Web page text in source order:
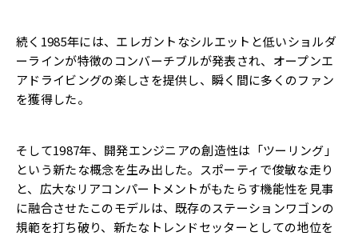
続く1985年には、エレガントなシルエットと低いショルダ
ーラインが特徴のコンバーチブルが発表され、オープンエ
アドライビングの楽しさを提供し、瞬く間に多くのファン
を獲得した。
そして1987年、開発エンジニアの創造性は「ツーリング」
という新たな概念を生み出した。スポーティで俊敏な走り
と、広大なリアコンパートメントがもたらす機能性を見事
に融合させたこのモデルは、既存のステーションワゴンの
規範を打ち破り、新たなトレンドセッターとしての地位を